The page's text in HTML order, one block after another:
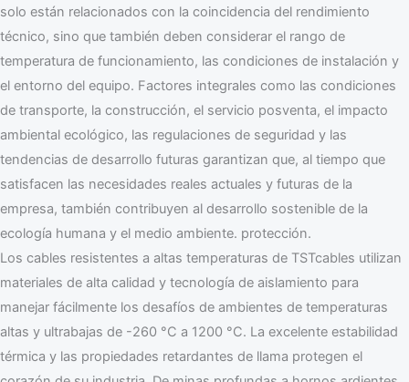
solo están relacionados con la coincidencia del rendimiento
técnico, sino que también deben considerar el rango de
temperatura de funcionamiento, las condiciones de instalación y
el entorno del equipo. Factores integrales como las condiciones
de transporte, la construcción, el servicio posventa, el impacto
ambiental ecológico, las regulaciones de seguridad y las
tendencias de desarrollo futuras garantizan que, al tiempo que
satisfacen las necesidades reales actuales y futuras de la
empresa, también contribuyen al desarrollo sostenible de la
ecología humana y el medio ambiente. protección.
Los cables resistentes a altas temperaturas de TSTcables utilizan
materiales de alta calidad y tecnología de aislamiento para
manejar fácilmente los desafíos de ambientes de temperaturas
altas y ultrabajas de -260 °C a 1200 °C. La excelente estabilidad
térmica y las propiedades retardantes de llama protegen el